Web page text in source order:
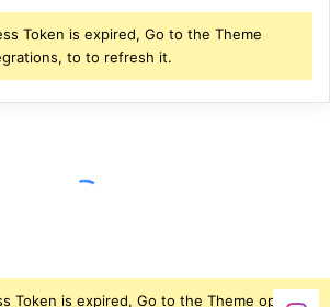
Token is expired, Go to the Theme
to to refresh it.
Token is expired, Go to the Theme options